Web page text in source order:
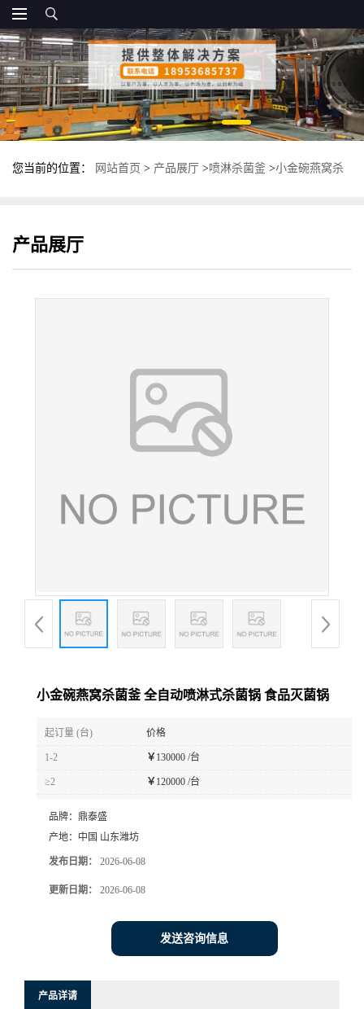
您当前的位置： 网站首页 > 产品展厅 >喷淋杀菌釜 >小金碗燕窝杀
产品展厅
小金碗燕窝杀菌釜 全自动喷淋式杀菌锅 食品灭菌锅
起订量 (台) 价格
1-2 ￥ 130000 /台
≥2 ￥ 120000 /台
品牌： 鼎泰盛
产地： 中国 山东潍坊
发布日期： 2026-06-08
更新日期： 2026-06-08
发送咨询信息
产品详请